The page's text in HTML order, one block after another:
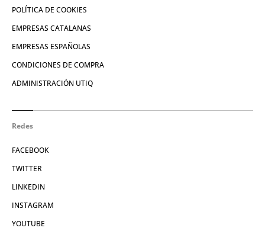
POLÍTICA DE COOKIES
EMPRESAS CATALANAS
EMPRESAS ESPAÑOLAS
CONDICIONES DE COMPRA
ADMINISTRACIÓN UTIQ
Redes
FACEBOOK
TWITTER
LINKEDIN
INSTAGRAM
YOUTUBE